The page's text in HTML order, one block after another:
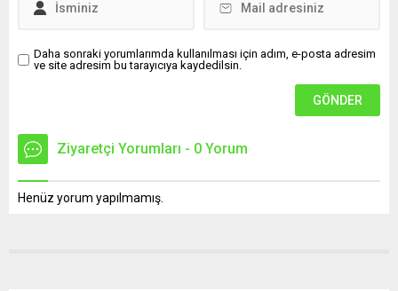
Daha sonraki yorumlarımda kullanılması için adım, e-posta adresim
ve site adresim bu tarayıcıya kaydedilsin.
Ziyaretçi Yorumları - 0 Yorum
Henüz yorum yapılmamış.